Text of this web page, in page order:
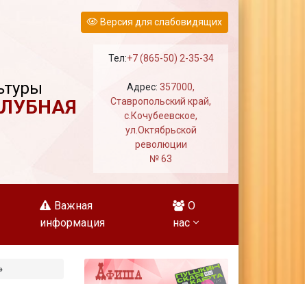
Версия для слабовидящих
Тел:+7 (865-50) 2-35-34
Адрес:357000,
Ставропольский край,
с.Кочубеевское,
ул.Октябрьской
революции
№ 63
Важная
информация
О
нас